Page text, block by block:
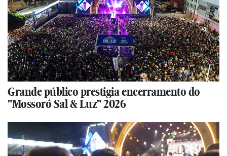
Grande público prestigia encerramento do
"Mossoró Sal & Luz" 2026